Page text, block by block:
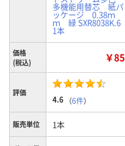
多機能用替芯 紙パ
ッケージ 0.38ｍ
ｍ 緑 SXR8038K.6
1本
価格
(税込)
￥85
評価
4.6 （6件）
販売単位 1本